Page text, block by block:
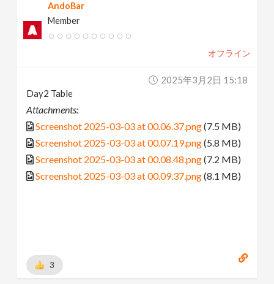
AndoBar
Member
オフライン
2025年3月2日 15:18
Day2 Table
Attachments:
Screenshot 2025-03-03 at 00.06.37.png(7.5 MB)
Screenshot 2025-03-03 at 00.07.19.png(5.8 MB)
Screenshot 2025-03-03 at 00.08.48.png(7.2 MB)
Screenshot 2025-03-03 at 00.09.37.png(8.1 MB)
3